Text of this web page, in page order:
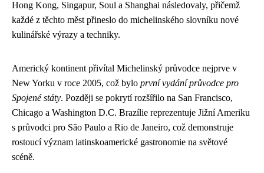
Hong Kong, Singapur, Soul a Shanghai následovaly, přičemž
každé z těchto měst přineslo do michelinského slovníku nové
kulinářské výrazy a techniky.
Americký kontinent přivítal Michelinský průvodce nejprve v
New Yorku v roce 2005, což bylo první vydání průvodce pro
Spojené státy. Později se pokrytí rozšířilo na San Francisco,
Chicago a Washington D.C. Brazílie reprezentuje Jižní Ameriku
s průvodci pro São Paulo a Rio de Janeiro, což demonstruje
rostoucí význam latinskoamerické gastronomie na světové
scéně.